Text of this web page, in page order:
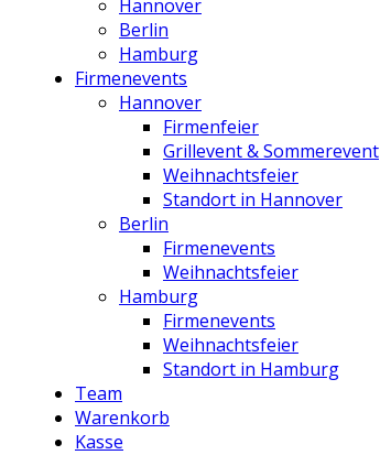
Hannover
Berlin
Hamburg
Firmenevents
Hannover
Firmenfeier
Grillevent & Sommerevent
Weihnachtsfeier
Standort in Hannover
Berlin
Firmenevents
Weihnachtsfeier
Hamburg
Firmenevents
Weihnachtsfeier
Standort in Hamburg
Team
Warenkorb
Kasse